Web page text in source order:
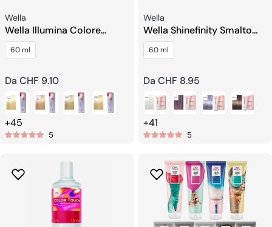
Venditore:
Wella
Wella Illumina Colore
Permanente Per Capelli
60 ml
Prezzo
regolare
Da CHF 9.10
+45
5
Venditore:
Wella
Wella Shinefinity Smalto
Zero Lift
60 ml
Prezzo
regolare
Da CHF 8.95
+41
5